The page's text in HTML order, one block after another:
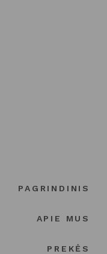
PAGRINDINIS
APIE MUS
PREKĖS